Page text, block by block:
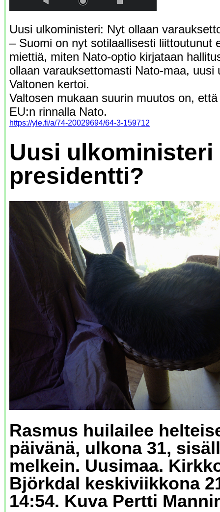
Uusi ulkoministeri: Nyt ollaan
– Suomi on nyt sotilaallisesti liittoutunut
miettiä, miten Nato-optio kirjataan
ollaan varauksettomasti Nato-maa, uusi
Valtonen kertoi.
Valtosen mukaan suurin muutos on,
EU:n rinnalla Nato.
https://yle.fi/a/74-20029694/64-3-159712
Uusi ulkoministeri
presidentti?
Rasmus huilailee
päivänä, ulkona 31,
melkein. Uusimaa.
Björkdal keskiviikkona
14:54. Kuva Pertti